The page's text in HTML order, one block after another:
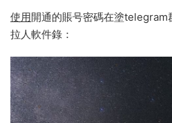
使用開通的賬号密碼在塗telegram
拉人軟件錄：